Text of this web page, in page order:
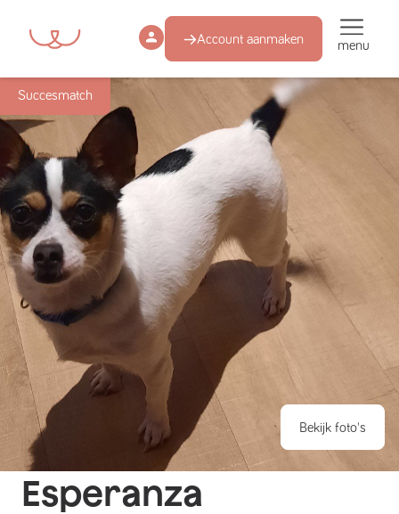
Account aanmaken menu
Succesmatch
Bekijk foto's
Esperanza